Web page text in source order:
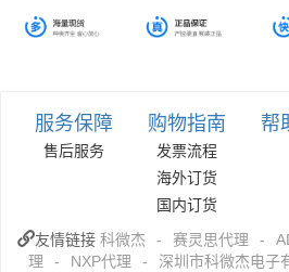
服务保障
售后服务
购物指南
发票流程
海外订货
国内订货
帮
友情链接 科微杰 - 赛灵思代理 -
理
- NXP代理 - 深圳市科微杰电子